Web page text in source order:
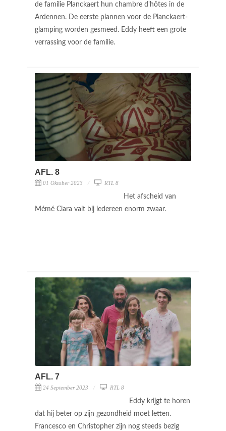
de familie Planckaert hun chambre d'hôtes in de
Ardennen. De eerste plannen voor de Planckaert-
glamping worden gesmeed. Eddy heeft een grote
verrassing voor de familie.
AFL. 8
01 Oktober 2023 RTL 8
Het afscheid van
Mémé Clara valt bij iedereen enorm zwaar.
AFL. 7
24 September 2023 RTL 8
Eddy krijgt te horen
dat hij beter op zijn gezondheid moet letten.
Francesco en Christopher zijn nog steeds bezig